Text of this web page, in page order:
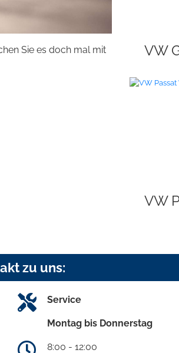
Sie es doch mal mit
VW
VW
zu uns:
Service
Montag bis Donnerstag
8:00 - 12:00